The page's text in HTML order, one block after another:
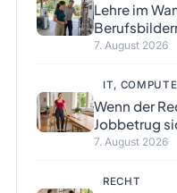
Lehre im
7. August 2026
IT,
Wenn der
Jobbetrug
7. August 2026
RECHT